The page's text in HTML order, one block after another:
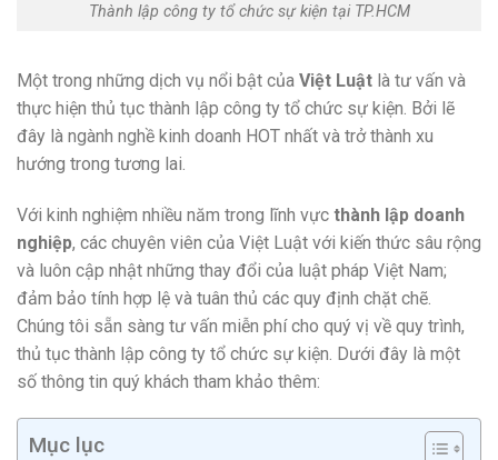
Thành lập công ty tổ chức sự kiện tại TP.HCM
Một trong những dịch vụ nổi bật của Việt Luật là tư vấn và
thực hiện thủ tục thành lập công ty tổ chức sự kiện. Bởi lẽ
đây là ngành nghề kinh doanh HOT nhất và trở thành xu
hướng trong tương lai.
Với kinh nghiệm nhiều năm trong lĩnh vực thành lập doanh
nghiệp, các chuyên viên của Việt Luật với kiến thức sâu rộng
và luôn cập nhật những thay đổi của luật pháp Việt Nam;
đảm bảo tính hợp lệ và tuân thủ các quy định chặt chẽ.
Chúng tôi sẵn sàng tư vấn miễn phí cho quý vị về quy trình,
thủ tục thành lập công ty tổ chức sự kiện. Dưới đây là một
số thông tin quý khách tham khảo thêm:
Mục lục